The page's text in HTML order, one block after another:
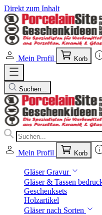
Direkt zum Inhalt
Mein Profil Korb
Suchen...
Mein Profil Korb
Gläser Gravur
Gläser & Tassen
Geschenksets
Holzartikel
Gläser nach Sorten